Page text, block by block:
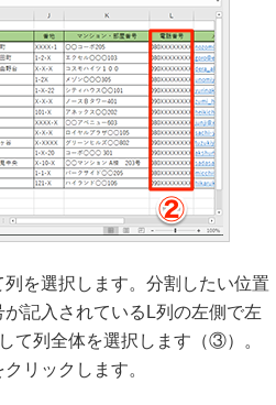
を選択します。分割したい位置
記入されているL列の左側で左
て列全体を選択します（③）。
リックします。